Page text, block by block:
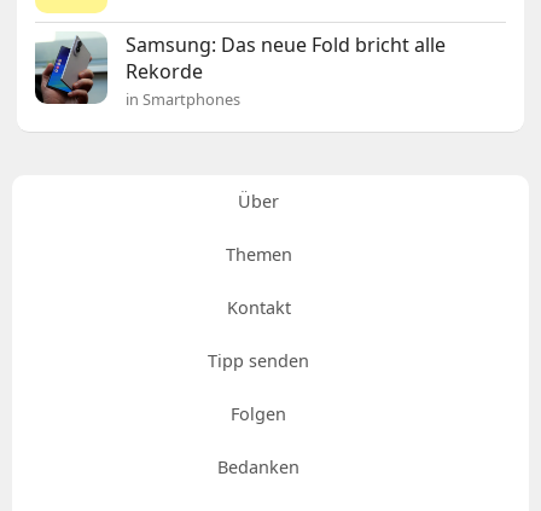
Samsung: Das neue Fold bricht alle
Rekorde
in Smartphones
Über
Themen
Kontakt
Tipp senden
Folgen
Bedanken